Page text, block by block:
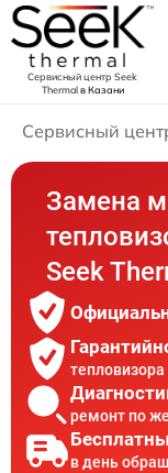
Сервисный центр Seek
Thermalв Казани
Сервисный
Замена
Seek
ремонт по
в день